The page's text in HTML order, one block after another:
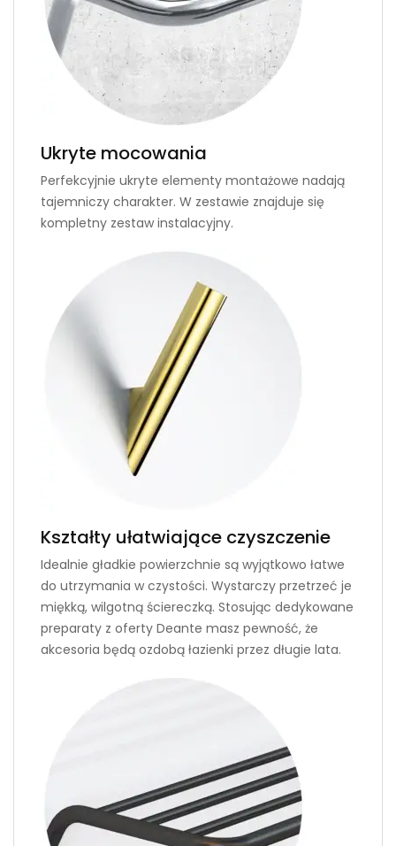
Ukryte mocowania
Perfekcyjnie ukryte elementy montażowe nadają
tajemniczy charakter. W zestawie znajduje się
kompletny zestaw instalacyjny.
Kształty ułatwiające czyszczenie
Idealnie gładkie powierzchnie są wyjątkowo łatwe
do utrzymania w czystości. Wystarczy przetrzeć je
miękką, wilgotną ściereczką. Stosując dedykowane
preparaty z oferty Deante masz pewność, że
akcesoria będą ozdobą łazienki przez długie lata.